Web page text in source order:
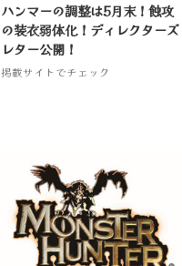
ハンマーの調整は5月末！蝕攻
の装衣弱体化！ディレクターズ
レター公開！
掲載サイトでチェック